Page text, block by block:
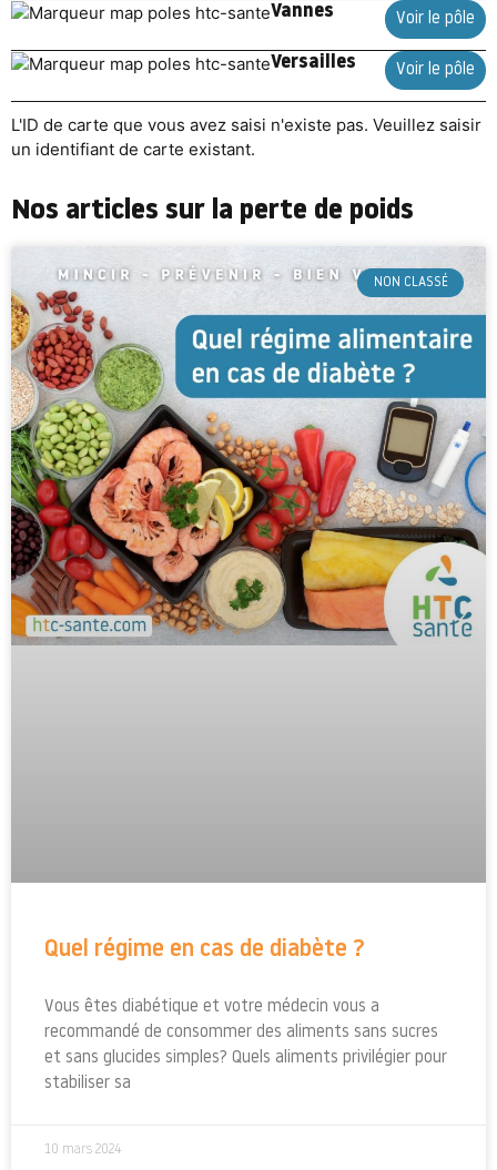
Vannes Voir le pôle
Versailles Voir le pôle
L'ID de carte que vous avez saisi n'existe pas. Veuillez saisir
un identifiant de carte existant.
Nos articles sur la perte de poids
NON CLASSÉ
Quel régime en cas de diabète ?
Vous êtes diabétique et votre médecin vous a
recommandé de consommer des aliments sans sucres
et sans glucides simples? Quels aliments privilégier pour
stabiliser sa
10 mars 2024